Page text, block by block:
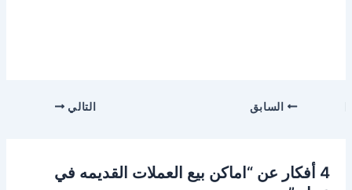
السابق التالي
4 أفكار عن “اماكن بيع العملات القديمه في